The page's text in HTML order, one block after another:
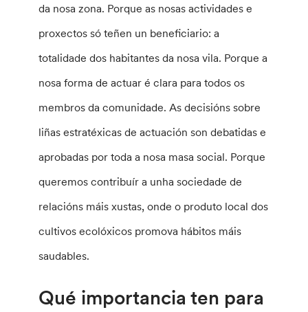
da nosa zona. Porque as nosas actividades e
proxectos só teñen un beneficiario: a
totalidade dos habitantes da nosa vila. Porque a
nosa forma de actuar é clara para todos os
membros da comunidade. As decisións sobre
liñas estratéxicas de actuación son debatidas e
aprobadas por toda a nosa masa social. Porque
queremos contribuír a unha sociedade de
relacións máis xustas, onde o produto local dos
cultivos ecolóxicos promova hábitos máis
saudables.
Qué importancia ten para